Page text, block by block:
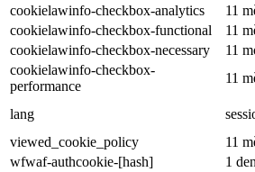
cookielawinfo-checkbox-analytics
11
cookielawinfo-checkbox-functional
11
cookielawinfo-checkbox-necessary
11
cookielawinfo-checkbox-
performance
11
lang
viewed_cookie_policy
11
wfwaf-authcookie-[hash]
1 den